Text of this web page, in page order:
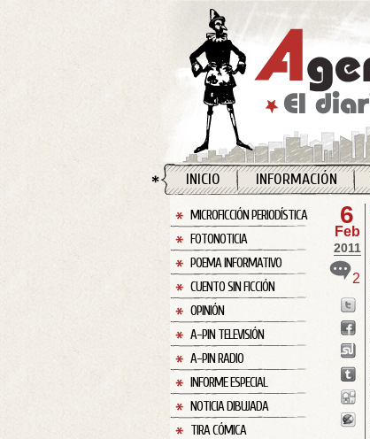
INICIO INFORMACIÓN
MICROFICCIÓN PERIODÍSTICA
FOTONOTICIA
POEMA INFORMATIVO
CUENTO SIN FICCIÓN
OPINIÓN
A-PIN TELEVISIÓN
A-PIN RADIO
INFORME ESPECIAL
NOTICIA DIBUJADA
TIRA CÓMICA
6
Feb
2011
2